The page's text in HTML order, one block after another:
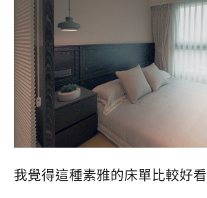
我覺得這種素雅的床單比較好看